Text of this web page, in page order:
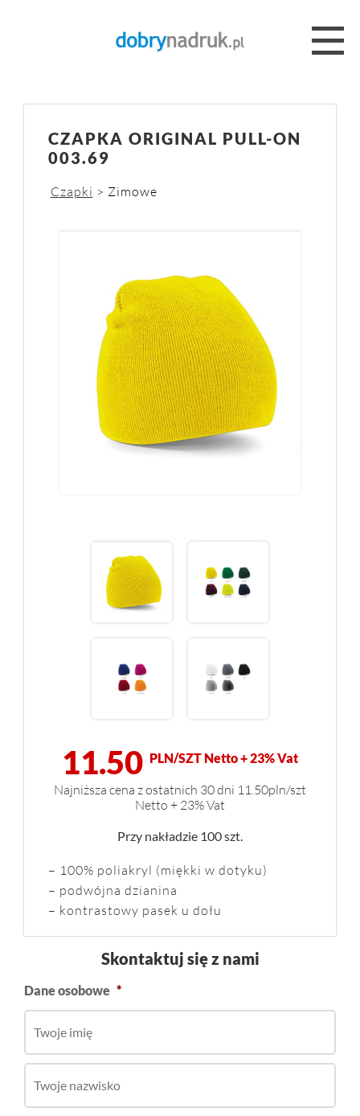
CZAPKA ORIGINAL PULL-ON
003.69
Czapki > Zimowe
Przy nakładzie 100 szt.
11.50 PLN/SZT Netto + 23% Vat
Najniższa cena z ostatnich 30 dni 11.50pln/szt
Netto + 23% Vat
– 100% poliakryl (miękki w dotyku)
– podwójna dzianina
– kontrastowy pasek u dołu
Skontaktuj się z nami
Dane osobowe *